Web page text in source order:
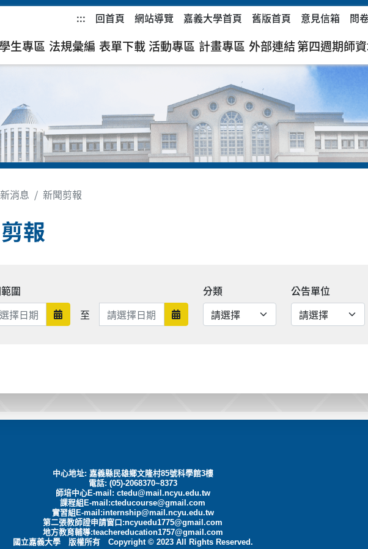
::: 回首頁 網站導覽 嘉義大學首頁 舊版首頁 意見信箱 問
生專區 法規彙編 表單下載 活動專區 計畫專區 外部連結第四週期師
消息 新聞剪報
報
圍
日期範圍開始
至 日期範圍結束 日期範圍結束
分類 公告單位
中心地址: 嘉義縣民雄鄉文隆村85號科學館3樓
電話: (05)-2068370~8373
師培中心E-mail: ctedu@mail.ncyu.edu.tw
課程組E-mail:cteducourse@gmail.com
實習組E-mail:internship@mail.ncyu.edu.tw
第二張教師證申請窗口:ncyuedu1775@gmail.com
地方教育輔導:teachereducation1757@gmail.com
國立嘉義大學 版權所有 Copyright © 2023 All Rights Reserved.